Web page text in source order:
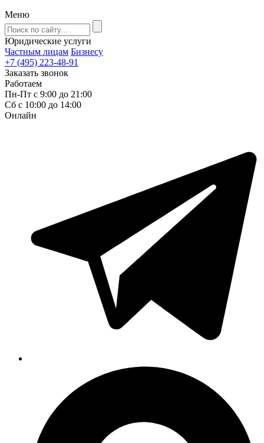
Меню
Юридические услуги
Частным лицам Бизнесу
+7 (495) 223-48-91
Заказать звонок
Работаем
Пн-Пт с 9:00 до 21:00
Сб с 10:00 до 14:00
Онлайн